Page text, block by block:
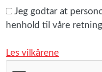
Jeg godtar at
henhold til våre
Les vilkårene